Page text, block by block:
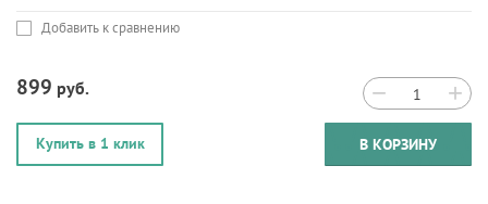
Добавить к сравнению
899 руб. − +
Купить в 1 клик В КОРЗИНУ